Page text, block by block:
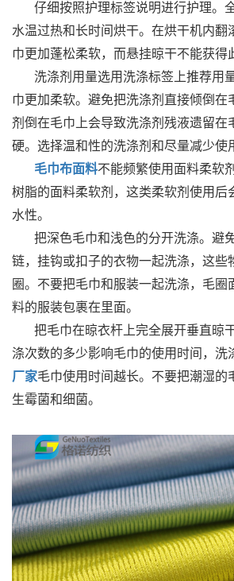
仔细按照护理标签说明进行护理。
水温过热和长时间烘干。在烘干机内翻
巾更加蓬松柔软，而悬挂晾干不能获得
洗涤剂用量选用洗涤标签上推荐用
巾更加柔软。避免把洗涤剂直接倾倒在
剂倒在毛巾上会导致洗涤剂残液遗留在
硬。选择温和性的洗涤剂和尽量减少使
毛巾布面料不能频繁使用面料柔软
树脂的面料柔软剂，这类柔软剂使用后
水性。
把深色毛巾和浅色的分开洗涤。避
链，挂钩或扣子的衣物一起洗涤，这些
圈。不要把毛巾和服装一起洗涤，毛圈
料的服装包裹在里面。
把毛巾在晾衣杆上完全展开垂直晾
涤次数的多少影响毛巾的使用时间，洗
厂家毛巾使用时间越长。不要把潮湿的
生霉菌和细菌。